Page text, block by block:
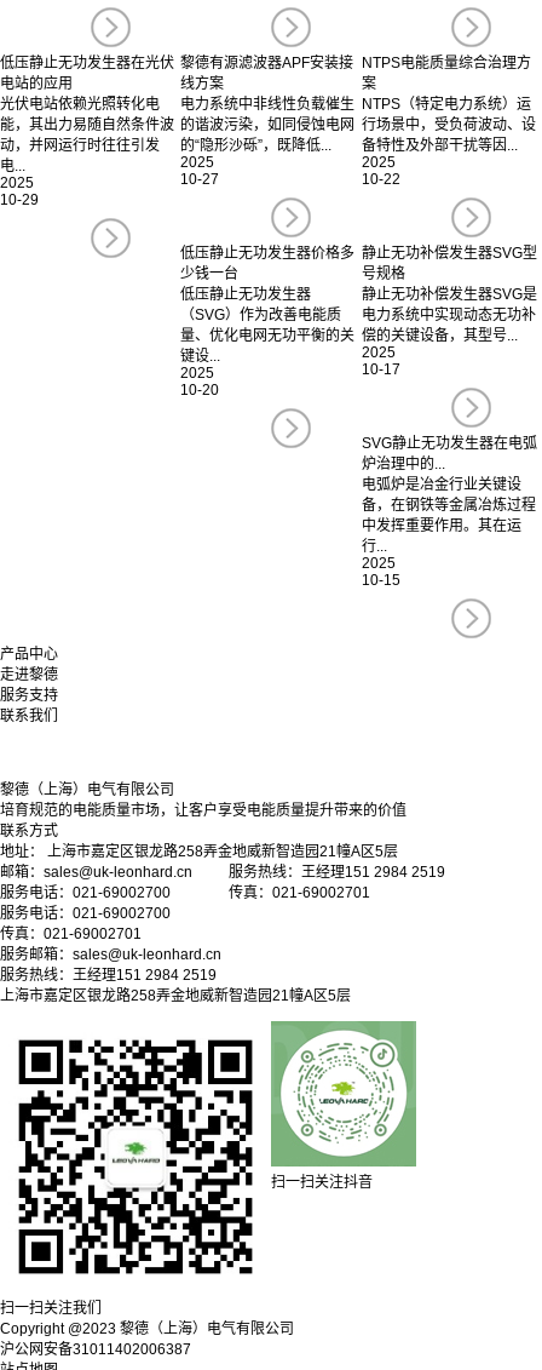
低压静止无功发生器在光伏
电站的应用
光伏电站依赖光照转化电
能，其出力易随自然条件波
动，并网运行时往往引发
电...
2025
10-29
黎德有源滤波器APF安装接
线方案
电力系统中非线性负载催生
的谐波污染，如同侵蚀电网
的“隐形沙砾”，既降低...
2025
10-27
NTPS电能质量综合治理方
案
NTPS（特定电力系统）运
行场景中，受负荷波动、设
备特性及外部干扰等因...
2025
10-22
低压静止无功发生器价格多
少钱一台
低压静止无功发生器
（SVG）作为改善电能质
量、优化电网无功平衡的关
键设...
2025
10-20
静止无功补偿发生器SVG型
号规格
静止无功补偿发生器SVG是
电力系统中实现动态无功补
偿的关键设备，其型号...
2025
10-17
SVG静止无功发生器在电弧
炉治理中的...
电弧炉是冶金行业关键设
备，在钢铁等金属冶炼过程
中发挥重要作用。其在运
行...
2025
10-15
产品中心
走进黎德
服务支持
联系我们
黎德（上海）电气有限公司
培育规范的电能质量市场，让客户享受电能质量提升带来的价值
联系方式
地址： 上海市嘉定区银龙路258弄金地威新智造园21幢A区5层
邮箱：sales@uk-leonhard.cn 服务热线：王经理151 2984 2519
服务电话：021-69002700 传真：021-69002701
服务电话：021-69002700
传真：021-69002701
服务邮箱： sales@uk-leonhard.cn
服务热线：王经理151 2984 2519
上海市嘉定区银龙路258弄金地威新智造园21幢A区5层
扫一扫关注我们
扫一扫关注抖音
Copyright @2023 黎德（上海）电气有限公司
沪公网安备31011402006387